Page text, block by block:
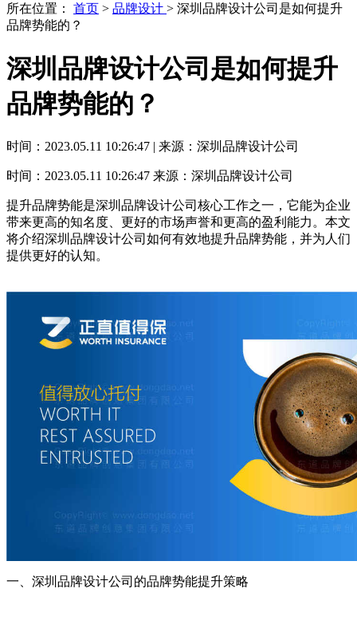
所在位置： 首页 > 品牌设计 > 深圳品牌设计公司是如何提升
品牌势能的？
深圳品牌设计公司是如何提升
品牌势能的？
时间：2023.05.11 10:26:47 | 来源：深圳品牌设计公司
时间：2023.05.11 10:26:47 来源：深圳品牌设计公司
提升品牌势能是深圳品牌设计公司核心工作之一，它能为企业
带来更高的知名度、更好的市场声誉和更高的盈利能力。本文
将介绍深圳品牌设计公司如何有效地提升品牌势能，并为人们
提供更好的认知。
一、深圳品牌设计公司的品牌势能提升策略